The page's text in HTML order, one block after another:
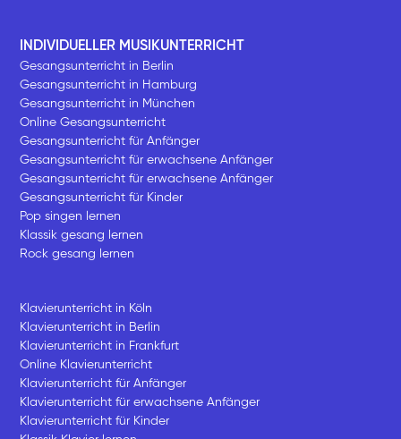
INDIVIDUELLER MUSIKUNTERRICHT
Gesangsunterricht in Berlin
Gesangsunterricht in Hamburg
Gesangsunterricht in München
Online Gesangsunterricht
Gesangsunterricht für Anfänger
Gesangsunterricht für erwachsene Anfänger
Gesangsunterricht für erwachsene Anfänger
Gesangsunterricht für Kinder
Pop singen lernen
Klassik gesang lernen
Rock gesang lernen
Klavierunterricht in Köln
Klavierunterricht in Berlin
Klavierunterricht in Frankfurt
Online Klavierunterricht
Klavierunterricht für Anfänger
Klavierunterricht für erwachsene Anfänger
Klavierunterricht für Kinder